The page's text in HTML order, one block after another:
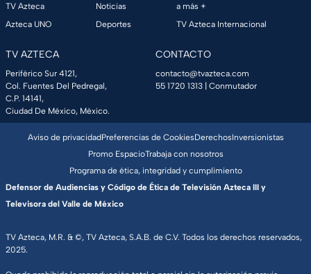
TV Azteca
Azteca UNO
Noticias
Deportes
a más +
TV Azteca Internacional
TV AZTECA
Periférico Sur 4121,
Col. Fuentes Del Pedregal,
C.P. 14141,
Ciudad De México, México.
CONTACTO
contacto@tvazteca.com
55 1720 1313 | Conmutador
TV Azteca, M.R. & ©, TV Azteca, S.A.B. de C.V. Todos los derechos reservados,
2025.
Aviso de privacidadPreferencias de CookiesDerechosInversionistas
Promo EspacioTrabaja con nosotros
Programa de ética, integridad y cumplimiento
Defensor de Audiencias y Código de Ética de Televisión Azteca III y
Televisora del Valle de México